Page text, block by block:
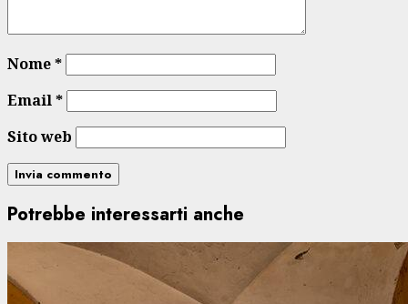
Nome*
Email*
Sito web
Potrebbe interessarti anche